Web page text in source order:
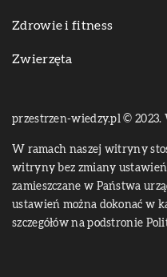
Zdrowie i fitness
Zwierzęta
przestrzen-wiedzy.pl © 2023.
W ramach naszej witryny
witryny bez zmiany ustawień
zamieszczane w Państwa
ustawień można dokonać w
szczegółów na podstronie